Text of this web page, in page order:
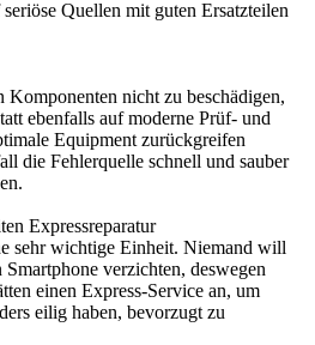
Quellen mit guten Ersatzteilen
nicht zu beschädigen,
ebenfalls auf moderne Prüf- und
Equipment zurückgreifen
die Fehlerquelle schnell und sauber
Expressreparatur
sehr wichtige Einheit. Niemand will
verzichten, deswegen
einen Express-Service an, um
eilig haben, bevorzugt zu